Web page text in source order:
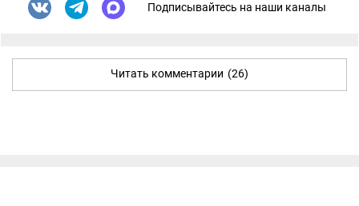
Подписывайтесь на наши каналы
Читать комментарии (26)